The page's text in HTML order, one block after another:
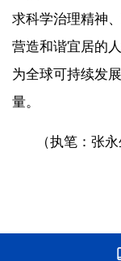
求科学治理精神
营造和谐宜居的
为全球可持续发
量。
（执笔：张永